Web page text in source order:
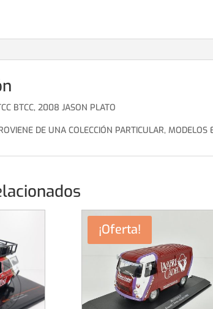
BTCC, 2008 JASON PLATO
DE UNA COLECCIÓN PARTICULAR, MODELOS
¡Oferta!